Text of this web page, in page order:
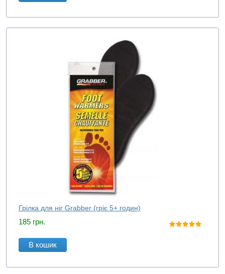
Грілка для ніг Grabber (гріє 5+ годин)
185 грн.
В кошик